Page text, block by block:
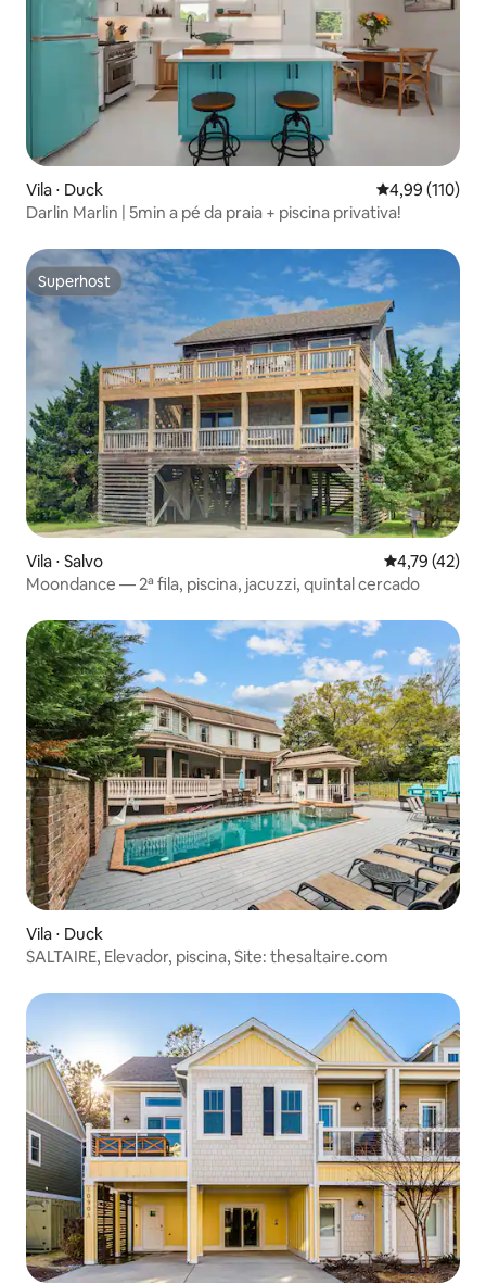
Vila ⋅ Duck 4,99 de uma
4,99 (110)
Darlin Marlin | 5min a pé da praia + piscina privativa!
Superhost
Superhost
Vila ⋅ Salvo 4,79 de uma
4,79 (42)
Moondance — 2ª fila, piscina, jacuzzi, quintal cercado
Vila ⋅ Duck
SALTAIRE, Elevador, piscina, Site: thesaltaire.com